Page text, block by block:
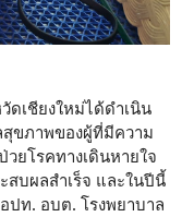
เชียงใหม่ได้ดำเนิน
ขภาพของผู้ที่มีความ
วยโรคทางเดินหายใจ
สบผลสำเร็จ และในปีนี้
ปท. อบต. โรงพยาบาล